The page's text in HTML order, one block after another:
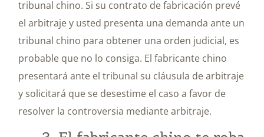
tribunal chino. Si su contrato de fabricación prevé
el arbitraje y usted presenta una demanda ante un
tribunal chino para obtener una orden judicial, es
probable que no lo consiga. El fabricante chino
presentará ante el tribunal su cláusula de arbitraje
y solicitará que se desestime el caso a favor de
resolver la controversia mediante arbitraje.